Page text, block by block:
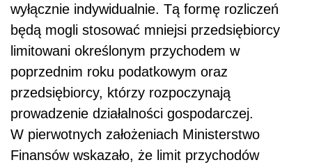
wyłącznie indywidualnie. Tą formę rozliczeń
będą mogli stosować mniejsi przedsiębiorcy
limitowani określonym przychodem w
poprzednim roku podatkowym oraz
przedsiębiorcy, którzy rozpoczynają
prowadzenie działalności gospodarczej.
W pierwotnych założeniach Ministerstwo
Finansów wskazało, że limit przychodów